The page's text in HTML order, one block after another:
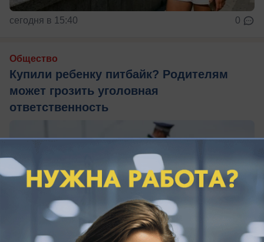
сегодня в 15:40 0
Общество
Купили ребенку питбайк? Родителям
может грозить уголовная
ответственность